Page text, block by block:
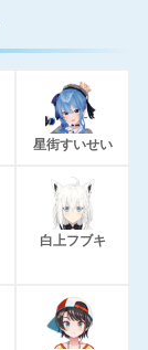
星街すいせい
白上フブキ